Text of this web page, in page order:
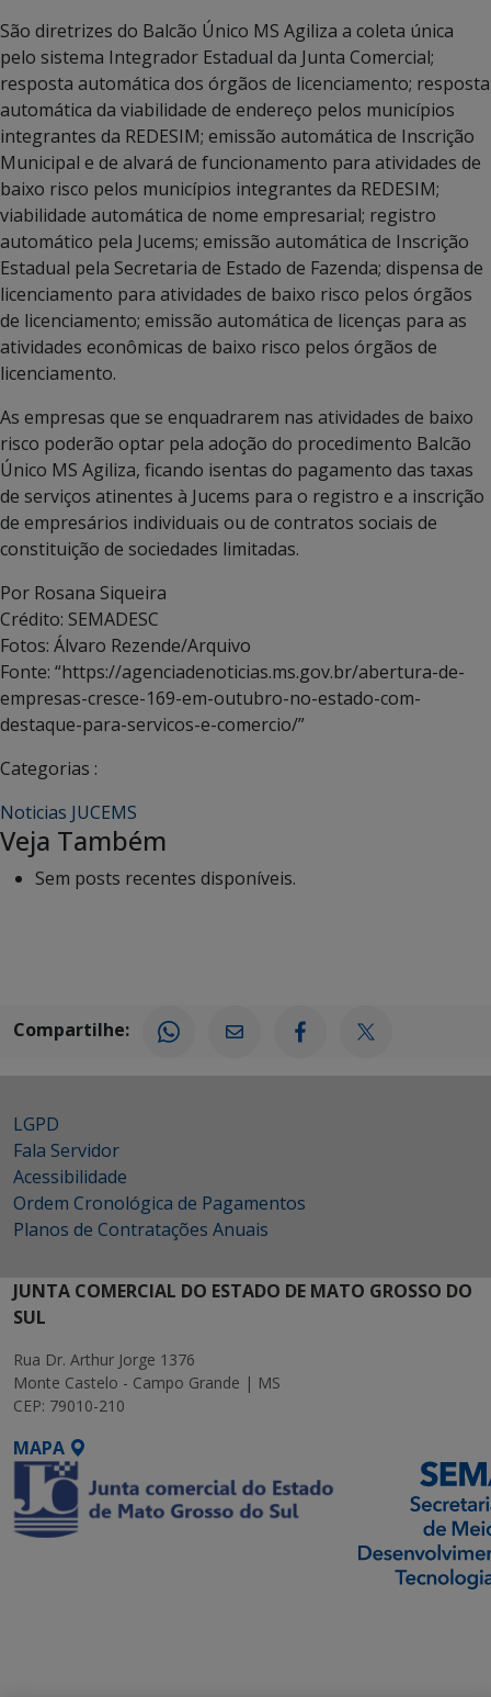
São diretrizes do Balcão Único MS Agiliza a coleta única
pelo sistema Integrador Estadual da Junta Comercial;
resposta automática dos órgãos de licenciamento; resposta
automática da viabilidade de endereço pelos municípios
integrantes da REDESIM; emissão automática de Inscrição
Municipal e de alvará de funcionamento para atividades de
baixo risco pelos municípios integrantes da REDESIM;
viabilidade automática de nome empresarial; registro
automático pela Jucems; emissão automática de Inscrição
Estadual pela Secretaria de Estado de Fazenda; dispensa de
licenciamento para atividades de baixo risco pelos órgãos
de licenciamento; emissão automática de licenças para as
atividades econômicas de baixo risco pelos órgãos de
licenciamento.
As empresas que se enquadrarem nas atividades de baixo
risco poderão optar pela adoção do procedimento Balcão
Único MS Agiliza, ficando isentas do pagamento das taxas
de serviços atinentes à Jucems para o registro e a inscrição
de empresários individuais ou de contratos sociais de
constituição de sociedades limitadas.
Por Rosana Siqueira
Crédito: SEMADESC
Fotos: Álvaro Rezende/Arquivo
Fonte: “https://agenciadenoticias.ms.gov.br/abertura-de-
empresas-cresce-169-em-outubro-no-estado-com-
destaque-para-servicos-e-comercio/”
Categorias :
Noticias JUCEMS
Veja Também
Sem posts recentes disponíveis.
Compartilhe:
LGPD
Fala Servidor
Acessibilidade
Ordem Cronológica de Pagamentos
Planos de Contratações Anuais
JUNTA COMERCIAL DO ESTADO DE MATO GROSSO DO
SUL
Rua Dr. Arthur Jorge 1376
Monte Castelo - Campo Grande | MS
CEP: 79010-210
MAPA